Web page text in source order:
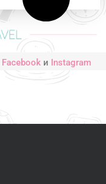
Facebook и Instagram